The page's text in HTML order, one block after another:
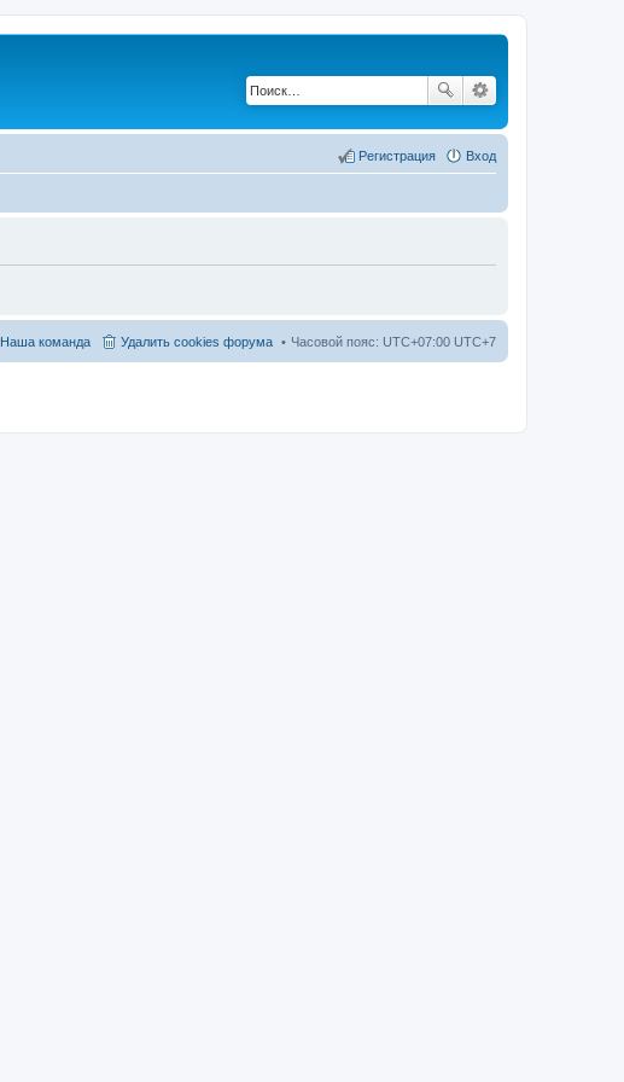
Вход
Регистрация
Часовой пояс: UTC+07:00 UTC+7
Удалить cookies форума
Наша команда